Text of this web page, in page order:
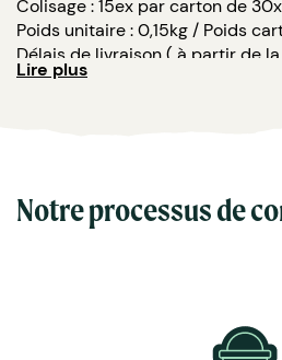
Colisage : 15ex par carton de
Poids unitaire : 0,15kg / Poids
Délais de livraison ( à partir de
fichiers) : 100/250
Lire plus
Notre processus de